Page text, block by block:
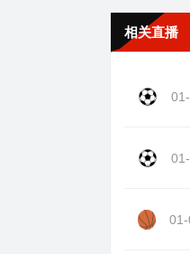
相关直播